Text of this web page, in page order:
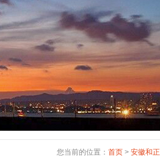
您当前的位置： 首页 > 安徽和正